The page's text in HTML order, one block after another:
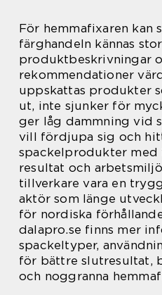
För hemmafixaren kan
färghandeln kännas
produktbeskrivningar
rekommendationer
uppskattas produkter
ut, inte sjunker för
ger låg dammning vid
vill fördjupa sig och
spackelprodukter med
resultat och
tillverkare vara en
aktör som länge
för nordiska
dalapro.se finns mer
spackeltyper,
för bättre slutresultat,
och noggranna